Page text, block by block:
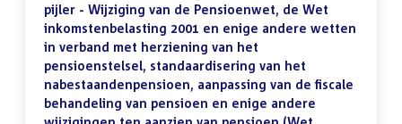
pijler - Wijziging van de Pensioenwet, de Wet
inkomstenbelasting 2001 en enige andere wetten
in verband met herziening van het
pensioenstelsel, standaardisering van het
nabestaandenpensioen, aanpassing van de fiscale
behandeling van pensioen en enige andere